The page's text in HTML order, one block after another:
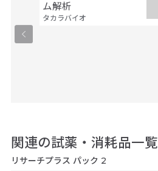
ム解析
タカラバイオ
関連の試薬・消耗品一覧
リサーチプラス パック 2